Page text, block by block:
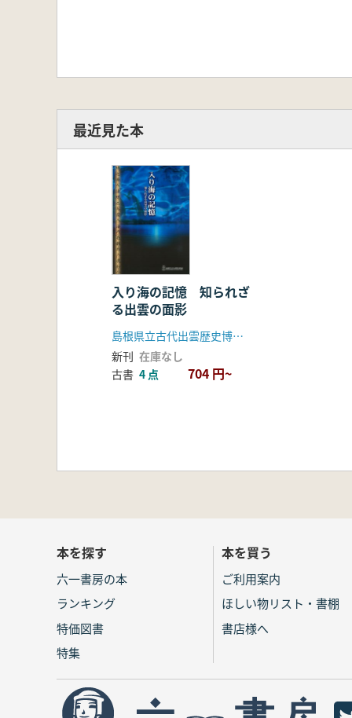
最近見た本
入り海の記憶 知られざ
る出雲の面影
島根県立古代出雲歴史博物館(ハーベスト出版)
新刊 在庫なし
古書 4 点 704 円~
本を探す
六一書房の本
ランキング
特価図書
特集
本を買う
ご利用案内
ほしい物リスト・書棚
書店様へ